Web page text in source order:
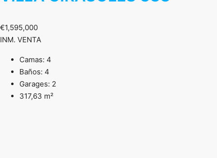
€1,595,000
INM. VENTA
Camas: 4
Baños: 4
Garages: 2
317,63 m²